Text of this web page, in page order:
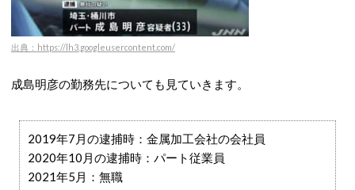
出典：https://lh3.googleusercontent.com/
成島明彦の勤務先についても見ていきます。
2019年7月の逮捕時：金属加工会社の会社員
2020年10月の逮捕時：パート従業員
2021年5月：無職